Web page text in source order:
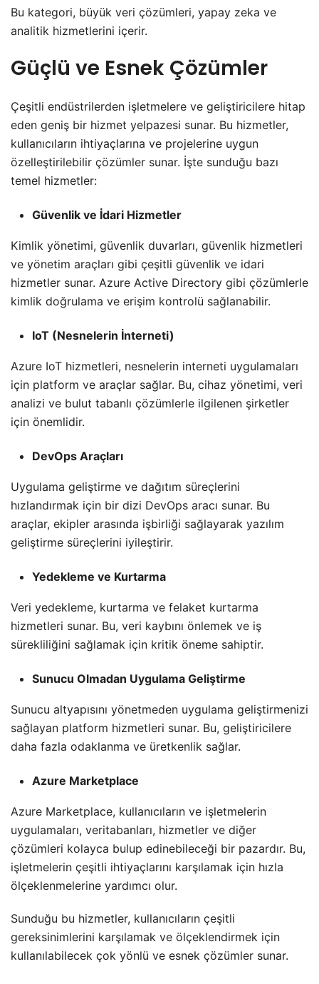
Bu kategori, büyük veri çözümleri, yapay zeka ve
analitik hizmetlerini içerir.
Güçlü ve Esnek Çözümler
Çeşitli endüstrilerden işletmelere ve geliştiricilere hitap
eden geniş bir hizmet yelpazesi sunar. Bu hizmetler,
kullanıcıların ihtiyaçlarına ve projelerine uygun
özelleştirilebilir çözümler sunar. İşte sunduğu bazı
temel hizmetler:
Güvenlik ve İdari Hizmetler
Kimlik yönetimi, güvenlik duvarları, güvenlik hizmetleri
ve yönetim araçları gibi çeşitli güvenlik ve idari
hizmetler sunar. Azure Active Directory gibi çözümlerle
kimlik doğrulama ve erişim kontrolü sağlanabilir.
IoT (Nesnelerin İnterneti)
Azure IoT hizmetleri, nesnelerin interneti uygulamaları
için platform ve araçlar sağlar. Bu, cihaz yönetimi, veri
analizi ve bulut tabanlı çözümlerle ilgilenen şirketler
için önemlidir.
DevOps Araçları
Uygulama geliştirme ve dağıtım süreçlerini
hızlandırmak için bir dizi DevOps aracı sunar. Bu
araçlar, ekipler arasında işbirliği sağlayarak yazılım
geliştirme süreçlerini iyileştirir.
Yedekleme ve Kurtarma
Veri yedekleme, kurtarma ve felaket kurtarma
hizmetleri sunar. Bu, veri kaybını önlemek ve iş
sürekliliğini sağlamak için kritik öneme sahiptir.
Sunucu Olmadan Uygulama Geliştirme
Sunucu altyapısını yönetmeden uygulama geliştirmenizi
sağlayan platform hizmetleri sunar. Bu, geliştiricilere
daha fazla odaklanma ve üretkenlik sağlar.
Azure Marketplace
Azure Marketplace, kullanıcıların ve işletmelerin
uygulamaları, veritabanları, hizmetler ve diğer
çözümleri kolayca bulup edinebileceği bir pazardır. Bu,
işletmelerin çeşitli ihtiyaçlarını karşılamak için hızla
ölçeklenmelerine yardımcı olur.
Sunduğu bu hizmetler, kullanıcıların çeşitli
gereksinimlerini karşılamak ve ölçeklendirmek için
kullanılabilecek çok yönlü ve esnek çözümler sunar.